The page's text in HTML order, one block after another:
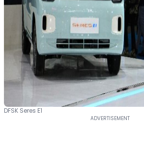
DFSK Seres E1